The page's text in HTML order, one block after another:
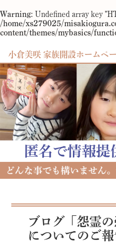
Warning: Undefined array key
/home/xs279025/
content/themes/mybasics/
小倉美咲 家族開設ホームペ
ブログ「怨霊
についてのご報